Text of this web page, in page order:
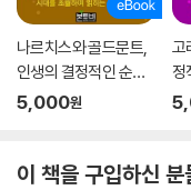
나르치스와 골드문트,
인생의 결정적인 순간
을 바꿀 100책
5,000원
고
정
0
이 책을 구입하신